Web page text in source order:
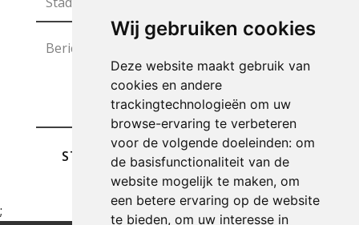
Wij gebruiken cookies
Deze website maakt gebruik van
cookies en andere
trackingtechnologieën om uw
browse-ervaring te verbeteren
voor de volgende doeleinden: om
de basisfunctionaliteit van de
website mogelijk te maken, om
een betere ervaring op de website
te bieden, om uw interesse in
STUREN
;